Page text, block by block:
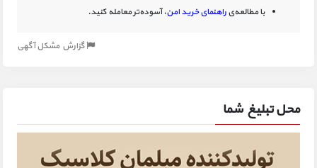
با مطالعه‌یراهنمای خرید امن، آسوده‌تر معامله کنید.
گزارش مشکل آگهی
محل تبلیغ شما